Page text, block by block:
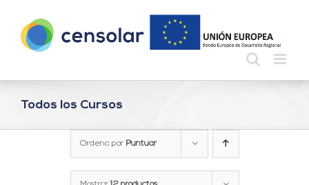
contenido
Todos los Cursos
Ordena por Puntuar